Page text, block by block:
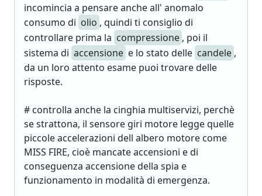
incomincia a pensare anche all' anomalo
consumo di olio , quindi ti consiglio di
controllare prima la compressione , poi il
sistema di accensione e lo stato delle candele ,
da un loro attento esame puoi trovare delle
risposte.
# controlla anche la cinghia multiservizi, perchè
se strattona, il sensore giri motore legge quelle
piccole accelerazioni dell albero motore come
MISS FIRE, cioè mancate accensioni e di
conseguenza accensione della spia e
funzionamento in modalità di emergenza.